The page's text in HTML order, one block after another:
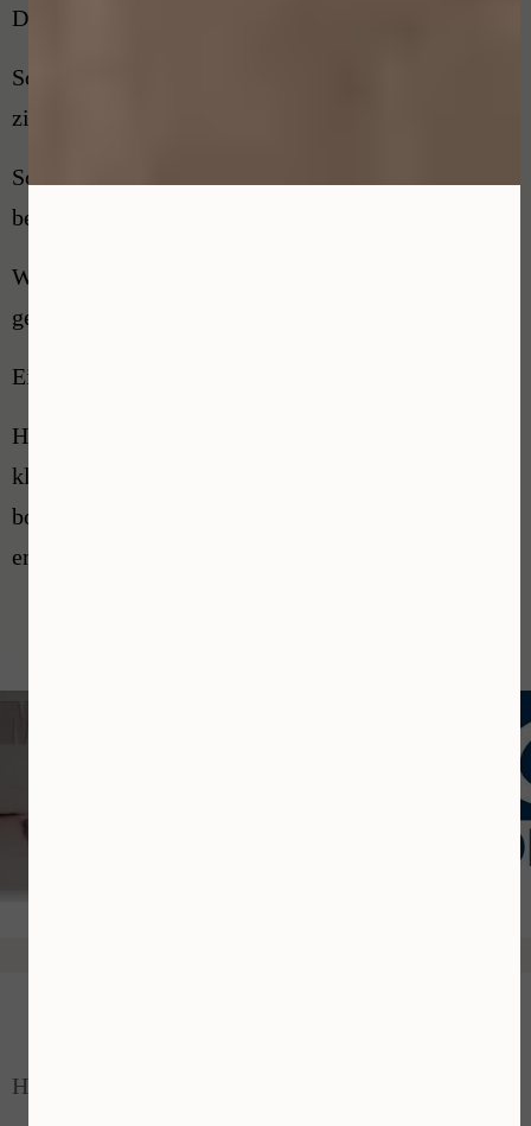
Datum en tijdstippen van overleggen met partijen
Schriftelijk vastgelegd de afspraken die met partijen
zijn gemaakt tijdens overleggen
Schriftelijk vastgelegd het eindresultaat van de
bemiddeling.
Wij hebben de wettelijke verplichting om een
gesloten dossier 7 jaar te bewaren.
Eindresultaat van een klacht
Het eindresultaat van een klacht zal door de
klachtenfunctionaris steeds schriftelijk, kort en
bondig, ter beschikking worden gesteld aan klager
en de schoonheidsspecialist.